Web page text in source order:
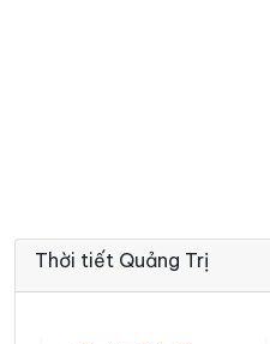
Thời tiết Quảng Trị